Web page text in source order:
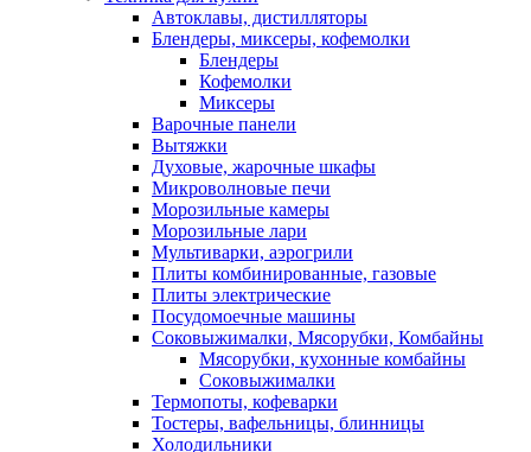
Автоклавы, дистилляторы
Блендеры, миксеры, кофемолки
Блендеры
Кофемолки
Миксеры
Варочные панели
Вытяжки
Духовые, жарочные шкафы
Микроволновые печи
Морозильные камеры
Морозильные лари
Мультиварки, аэрогрили
Плиты комбинированные, газовые
Плиты электрические
Посудомоечные машины
Соковыжималки, Мясорубки, Комбайны
Мясорубки, кухонные комбайны
Соковыжималки
Термопоты, кофеварки
Тостеры, вафельницы, блинницы
Холодильники